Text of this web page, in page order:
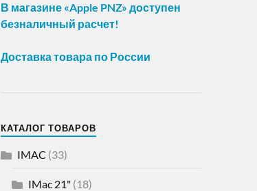
В магазине «Apple PNZ» доступен
безналичный расчет!
Доставка товара по России
КАТАЛОГ ТОВАРОВ
IMAC (33)
IMac 21"(18)